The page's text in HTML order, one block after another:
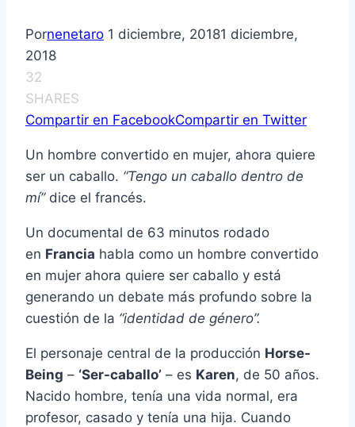
Pornenetaro 1 diciembre, 20181 diciembre,
2018
32
SHARES
Compartir en FacebookCompartir en Twitter
Un hombre convertido en mujer, ahora quiere
ser un caballo. “Tengo un caballo dentro de
mí”dice el francés.
Un documental de 63 minutos rodado
en Francia habla como un hombre convertido
en mujer ahora quiere ser caballo y está
generando un debate más profundo sobre la
cuestión de la “identidad de género”.
El personaje central de la producción Horse-
Being – ‘Ser-caballo’ – es Karen, de 50 años.
Nacido hombre, tenía una vida normal, era
profesor, casado y tenía una hija. Cuando